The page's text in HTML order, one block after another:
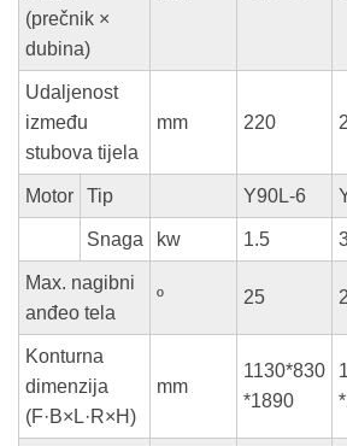
(prečnik ×
dubina)
Udaljenost
između
stubova tijela
mm 220
Motor Tip Y90L-6
Snaga kw 1.5
Max. nagibni
anđeo tela
º 25
Konturna
dimenzija
(F·B×L·R×H)
mm
1130*830
*1890